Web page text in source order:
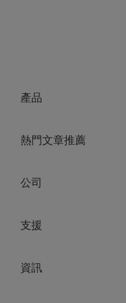
產品
熱門文章推薦
公司
支援
資訊